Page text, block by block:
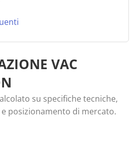
VAC
su specifiche tecniche,
posizionamento di mercato.